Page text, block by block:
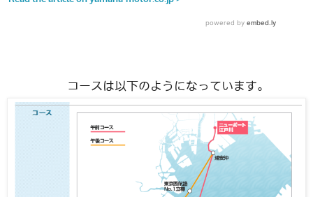
コースは以下のようになっています。